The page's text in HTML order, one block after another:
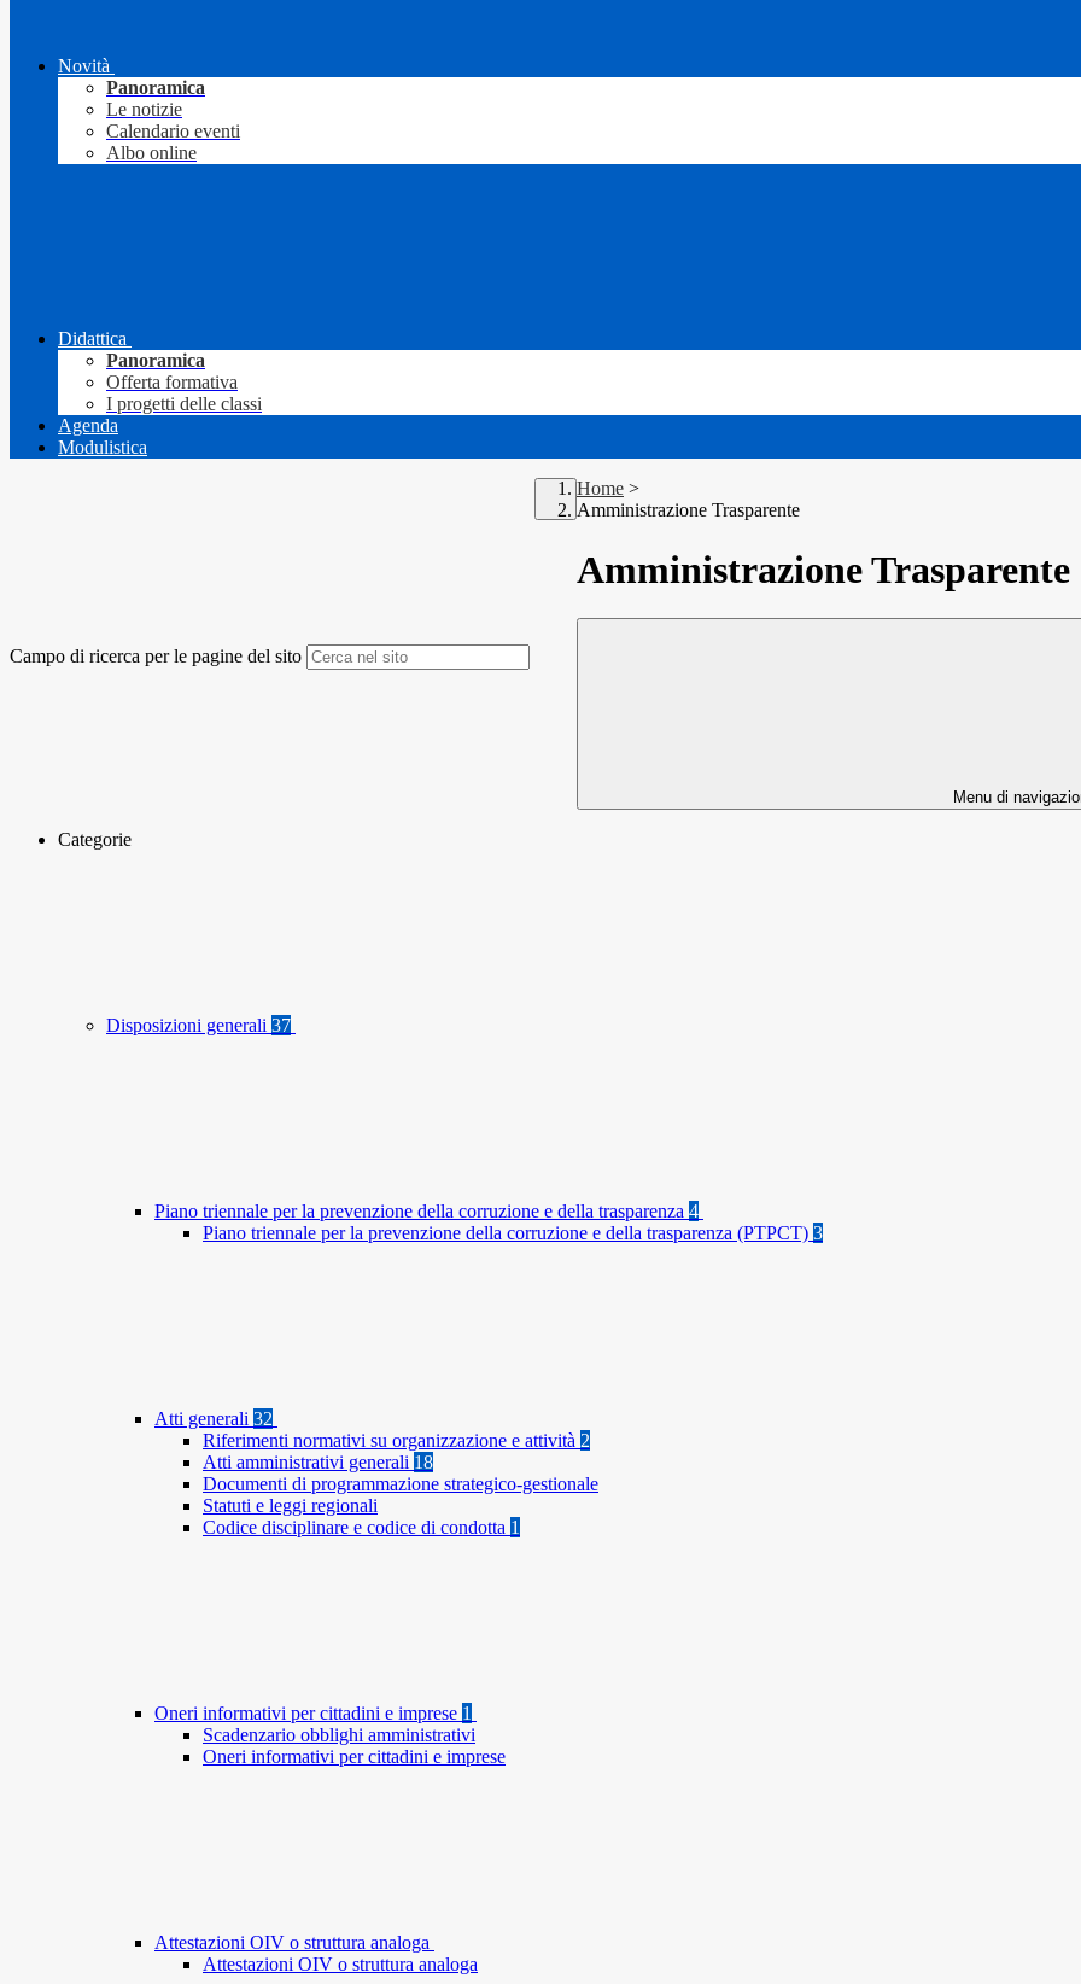
Novità
Panoramica
Le notizie
Calendario eventi
Albo online
Didattica
Panoramica
Offerta formativa
I progetti delle classi
Agenda
Modulistica
Campo di ricerca per le pagine del sito
Home >
Amministrazione Trasparente
Amministrazione Trasparente
Menu di
Categorie
Disposizioni generali 37
Piano triennale per la prevenzione della corruzione e della trasparenza 4
Piano triennale per la prevenzione della corruzione e della trasparenza (PTPCT) 3
Atti generali 32
Riferimenti normativi su organizzazione e attività 2
Atti amministrativi generali 18
Documenti di programmazione strategico-gestionale
Statuti e leggi regionali
Codice disciplinare e codice di condotta 1
Oneri informativi per cittadini e imprese 1
Scadenzario obblighi amministrativi
Oneri informativi per cittadini e imprese
Attestazioni OIV o struttura analoga
Attestazioni OIV o struttura analoga